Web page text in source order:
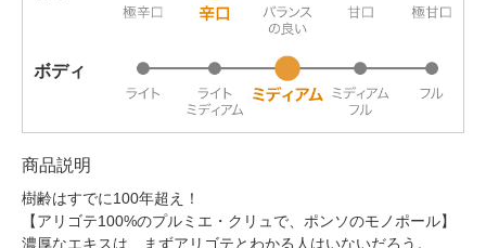
ボディ
商品説明
樹齢はすでに100年超え！
【アリゴテ100%のプルミエ・クリュで、ポンソのモノポール】
濃厚なエキスは、まずアリゴテとわかる人はいないだろう。